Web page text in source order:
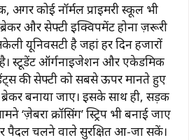
अगर कोई नॉर्मल प्राइमरी स्कूल भी
और सेफ्टी इक्विपमेंट होना ज़रूरी
यूनिवर्सिटी है जहां हर दिन हजारों
स्टूडेंट ऑर्गनाइजेशन और एकेडमिक
की सेफ्टी को सबसे ऊपर मानते हुए
बनाया जाए। इसके साथ ही, सड़क
‘ज़ेबरा क्रॉसिंग’ स्ट्रिप भी बनाई जाए
पैदल चलने वाले सुरक्षित आ-जा सकें।